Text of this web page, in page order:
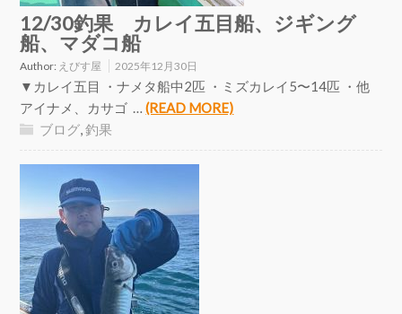
12/30釣果 カレイ五目船、ジギング
船、マダコ船
Author: えびす屋 2025年12月30日
▼カレイ五目 ・ナメタ船中2匹 ・ミズカレイ5〜14匹 ・他
アイナメ、カサゴ …(READ MORE)
ブログ,釣果